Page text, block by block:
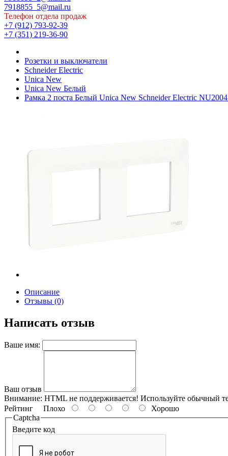
7918855_5@mail.ru
Телефон отдела продаж
+7 (912) 793-92-39
+7 (351) 219-36-90
Розетки и выключатели
Schneider Electric
Unica New
Unica New Белый
Рамка 2 поста Белый Unica New Schneider Electric
Описание
Отзывы (0)
Написать отзыв
Ваше имя:
Ваш отзыв
Внимание: HTML не поддерживается! Используйте обычный
Рейтинг Плохо
Хорошо
Captcha
Введите код